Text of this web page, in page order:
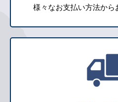
様々なお支払い方法から